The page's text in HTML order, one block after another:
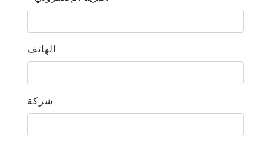
الهاتف
شركة